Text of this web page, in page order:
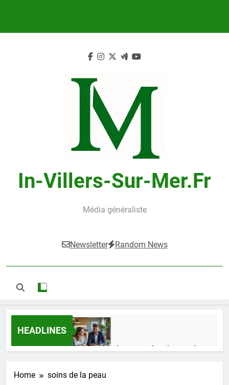
In-Villers-Sur-Mer.fr
Média généraliste
Newsletter Random News
HEADLINES
Guide complet pour réussir un achat
1 Semaine Ago
Home soins de la peau